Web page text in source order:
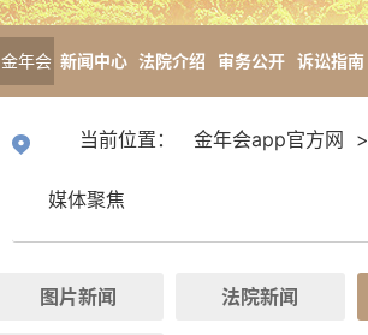
金年会
方网
新闻中心 法院介绍 审务公开 诉讼指南
当前位置： 金年会app官方网 >
媒体聚焦
图片新闻 法院新闻